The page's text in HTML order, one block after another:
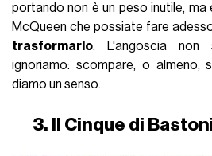
portando non è un peso inutile,
McQueen che possiate fare
trasformarlo. L'angoscia non
ignoriamo: scompare, o almeno,
diamo un senso.
3. Il Cinque di